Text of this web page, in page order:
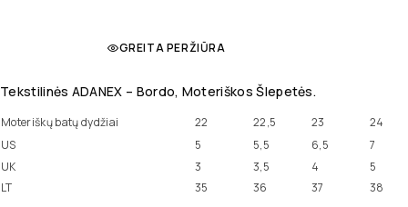
GREITA PERŽIŪRA
Tekstilinės ADANEX – Bordo, Moteriškos Šlepetės.
Moteriškų batų dydžiai 22 22,5 23
24
US
5 5,5 6,5
7
UK
3 3,5 4
5
LT
35 36 37
38